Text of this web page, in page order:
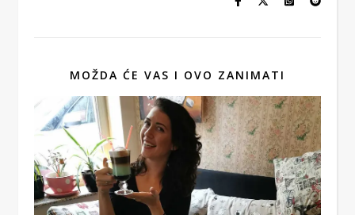
MOŽDA ĆE VAS I OVO ZANIMATI